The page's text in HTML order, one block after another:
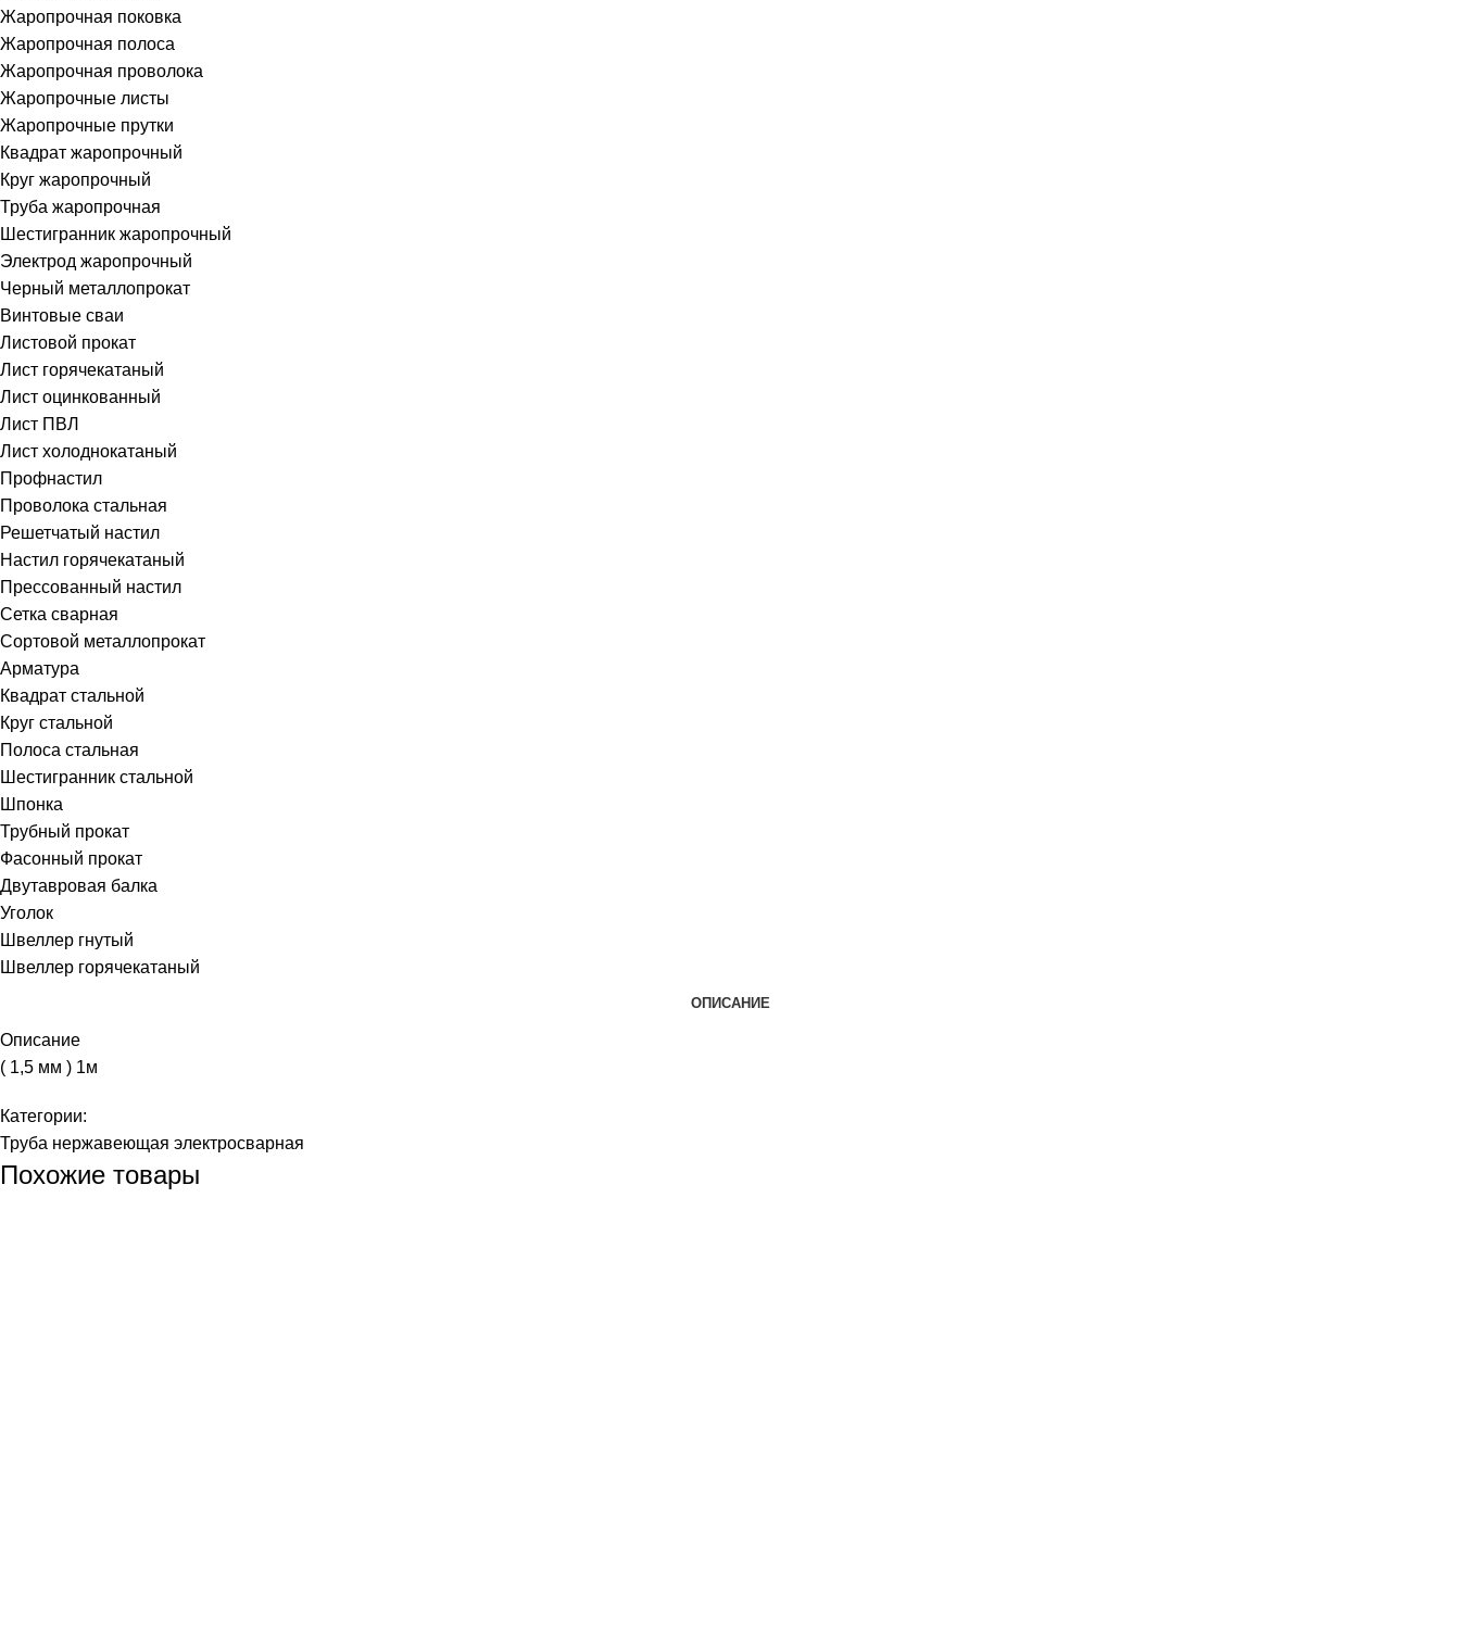
Жаропрочная поковка
Жаропрочная полоса
Жаропрочная проволока
Жаропрочные листы
Жаропрочные прутки
Квадрат жаропрочный
Круг жаропрочный
Труба жаропрочная
Шестигранник жаропрочный
Электрод жаропрочный
Черный металлопрокат
Винтовые сваи
Листовой прокат
Лист горячекатаный
Лист оцинкованный
Лист ПВЛ
Лист холоднокатаный
Профнастил
Проволока стальная
Решетчатый настил
Настил горячекатаный
Прессованный настил
Сетка сварная
Сортовой металлопрокат
Арматура
Квадрат стальной
Круг стальной
Полоса стальная
Шестигранник стальной
Шпонка
Трубный прокат
Фасонный прокат
Двутавровая балка
Уголок
Швеллер гнутый
Швеллер горячекатаный
ОПИСАНИЕ
Описание
( 1,5 мм ) 1м
Категории:
Труба нержавеющая электросварная
Похожие товары